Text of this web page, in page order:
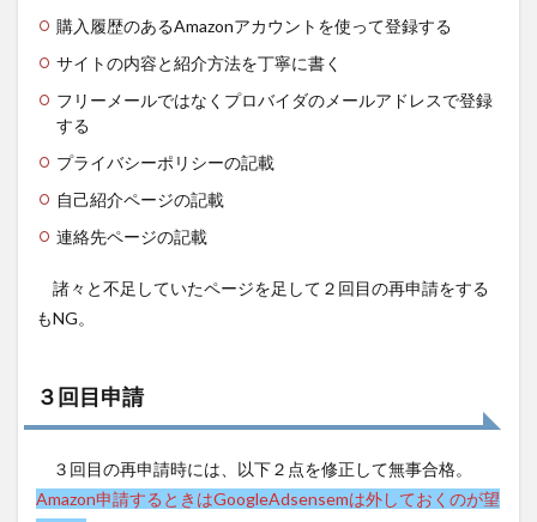
購入履歴のあるAmazonアカウントを使って登録する
サイトの内容と紹介方法を丁寧に書く
フリーメールではなくプロバイダのメールアドレスで登録
する
プライバシーポリシーの記載
自己紹介ページの記載
連絡先ページの記載
諸々と不足していたページを足して２回目の再申請をする
もNG。
３回目申請
３回目の再申請時には、以下２点を修正して無事合格。
Amazon申請するときはGoogleAdsensemは外しておくのが望